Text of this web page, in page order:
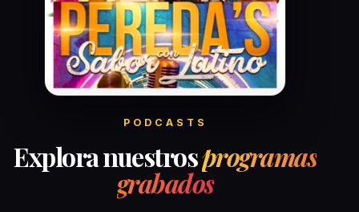
PODCASTS
Explora nuestrosprogramas
grabados